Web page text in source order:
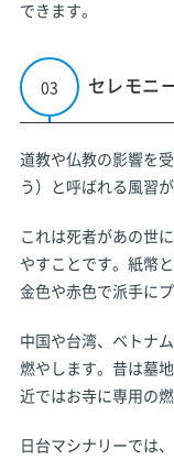
できます。
セレモニ
道教や仏教の影響を
う）と呼ばれる風習
これは死者があの世
やすことです。紙幣
金色や赤色で派手に
中国や台湾、ベトナ
燃やします。昔は墓
近ではお寺に専用の
日台マシナリーでは